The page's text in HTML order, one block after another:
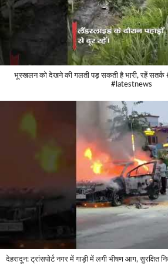
भूस्खलन को देखने की गलती पड़ सकती है भारी, रहें
#latestnews
देहरादून: ट्रांसपोर्ट नगर में गाड़ी में लगी भीषण आग,